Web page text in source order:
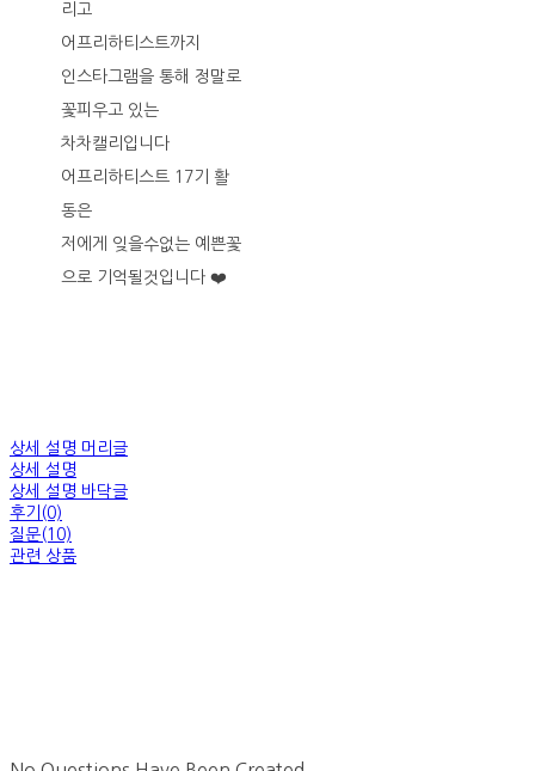
리고
어프리하티스트까지
인스타그램을 통해 정말로
꽃피우고 있는
차차캘리입니다
어프리하티스트 17기 활
동은
저에게 잊을수없는 예쁜꽃
으로 기억될것입니다 ❤️
상세 설명 머리글
상세 설명
상세 설명 바닥글
후기(0)
질문(10)
관련 상품